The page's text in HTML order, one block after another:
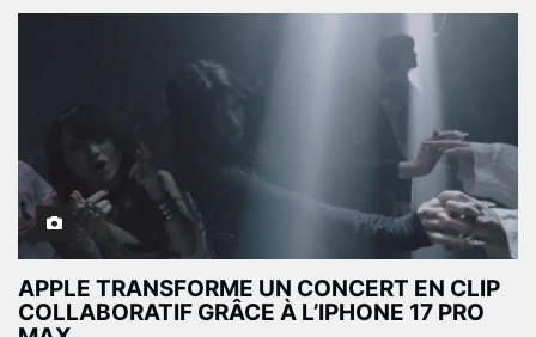
APPLE TRANSFORME UN CONCERT EN CLIP
COLLABORATIF GRÂCE À L’IPHONE 17 PRO